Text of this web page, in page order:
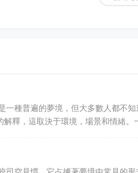
一種普遍的夢境，但大多數人都不知
釋，這取決于環境，場景和情緒。